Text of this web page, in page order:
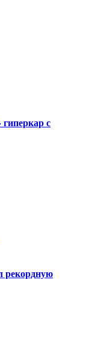
с
рекордную